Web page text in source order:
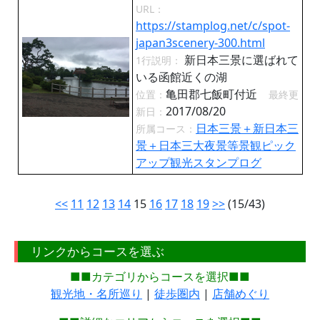
URL：
https://stamplog.net/c/spot-
japan3scenery-300.html
1行説明： 新日本三景に選ばれて
いる函館近くの湖
位置： 亀田郡七飯町付近
最終更
新日： 2017/08/20
所属コース： 日本三景＋新日本三
景＋日本三大夜景等景観ピック
アップ観光スタンプログ
<< 11 12 13 14 15 16 17 18 19>>(15/43)
リンクからコースを選ぶ
■■カテゴリからコースを選択■■
観光地・名所巡り | 徒歩圏内 | 店舗めぐり